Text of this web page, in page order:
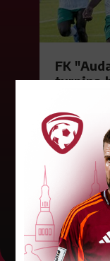
FK
turpina
Otrdien
Konferences
pirmo spēli,
stadionā